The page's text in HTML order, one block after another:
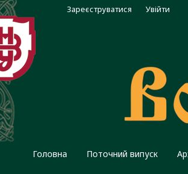
Головна Поточний випуск
Зареєструватися Увійти